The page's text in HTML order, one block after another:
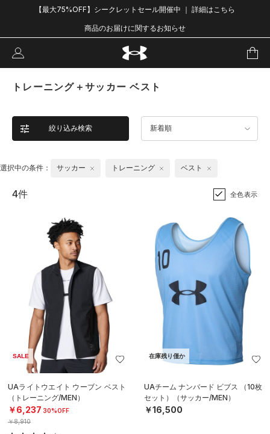
【最大75%OFF】シークレットセール開催中 ｜ 詳細はこちら
商品のお届けに関するお知らせ
トレーニング＋サッカー ベスト
絞り込み検索 新着順
選択中の条件： サッカー トレーニング ベスト
4件 全色表示
SALE
UAライトウエイト ウーブン ベスト
（トレーニング/MEN）
￥6,237 30%OFF
￥8,910
在庫残り僅か
UAチーム ナンバード ビブス （10枚
セット）（サッカー/MEN）
￥16,500